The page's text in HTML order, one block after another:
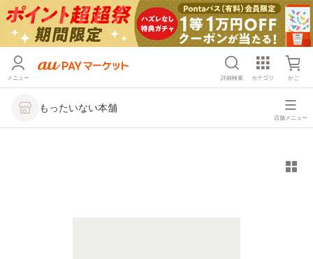
メニュー 詳細検索 カテゴリ かご
もったいない本舗
店舗メニュー